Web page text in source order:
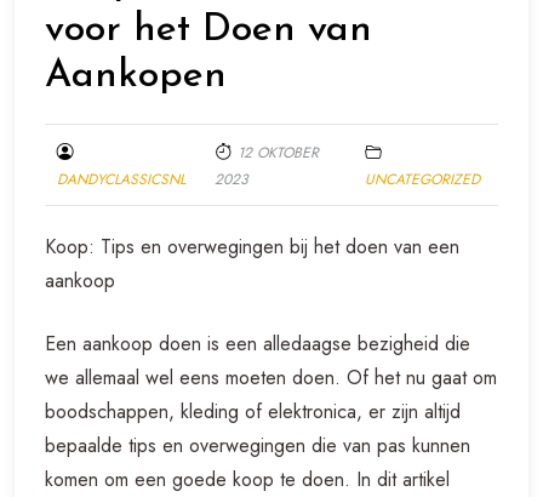
voor het Doen van
Aankopen
DANDYCLASSICSNL
12 OKTOBER
2023
UNCATEGORIZED
Koop: Tips en overwegingen bij het doen van een
aankoop
Een aankoop doen is een alledaagse bezigheid die
we allemaal wel eens moeten doen. Of het nu gaat om
boodschappen, kleding of elektronica, er zijn altijd
bepaalde tips en overwegingen die van pas kunnen
komen om een goede koop te doen. In dit artikel